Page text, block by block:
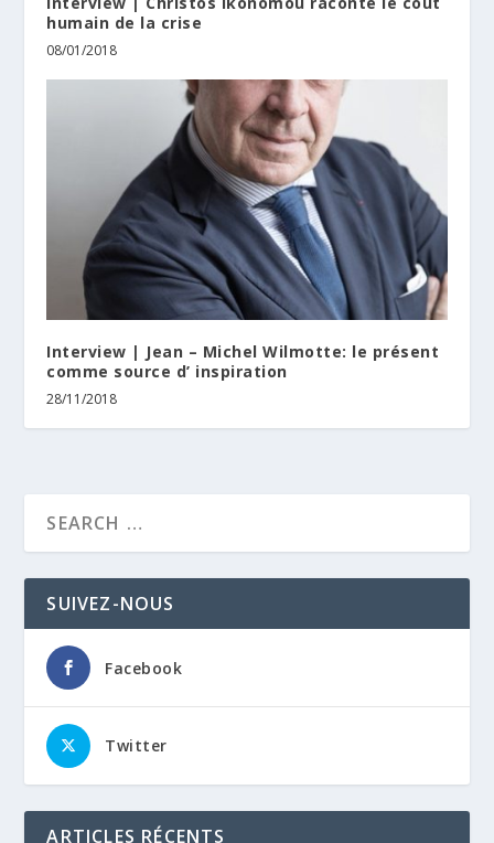
humain de la crise
08/01/2018
Interview | Jean – Michel Wilmotte: le présent
comme source d’ inspiration
28/11/2018
SUIVEZ-NOUS
Facebook
Twitter
ARTICLES RÉCENTS